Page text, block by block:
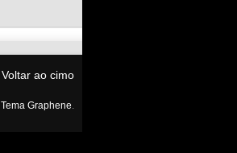
Voltar ao cimo
Tema Graphene.